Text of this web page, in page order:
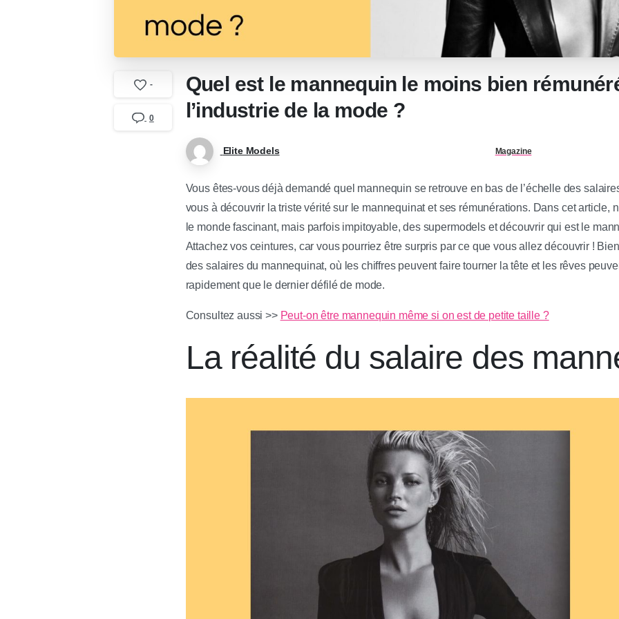
-
0
Quel est le mannequin le moins bien
l’industrie de la mode ?
Elite Models Magazine
Vous êtes-vous déjà demandé quel mannequin se retrouve en bas de l’échelle des
vous à découvrir la triste vérité sur le mannequinat et ses rémunérations. Dans cet article,
le monde fascinant, mais parfois impitoyable, des supermodels et découvrir qui est le
Attachez vos ceintures, car vous pourriez être surpris par ce que vous allez découvrir !
des salaires du mannequinat, où les chiffres peuvent faire tourner la tête et les rêves
rapidement que le dernier défilé de mode.
Consultez aussi >> Peut-on être mannequin même si on est de petite taille ?
La réalité du salaire des